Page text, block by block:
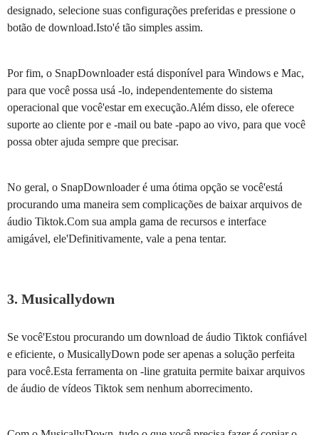
designado, selecione suas configurações preferidas e pressione o
botão de download.Isto'é tão simples assim.
Por fim, o SnapDownloader está disponível para Windows e Mac,
para que você possa usá -lo, independentemente do sistema
operacional que você'estar em execução.Além disso, ele oferece
suporte ao cliente por e -mail ou bate -papo ao vivo, para que você
possa obter ajuda sempre que precisar.
No geral, o SnapDownloader é uma ótima opção se você'está
procurando uma maneira sem complicações de baixar arquivos de
áudio Tiktok.Com sua ampla gama de recursos e interface
amigável, ele'Definitivamente, vale a pena tentar.
3. Musicallydown
Se você'Estou procurando um download de áudio Tiktok confiável
e eficiente, o MusicallyDown pode ser apenas a solução perfeita
para você.Esta ferramenta on -line gratuita permite baixar arquivos
de áudio de vídeos Tiktok sem nenhum aborrecimento.